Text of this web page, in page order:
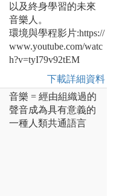
以及終身學習的未來
音樂人。
環境與學程影片:https://
www.youtube.com/watc
h?v=tyI79v92tEM
下載詳細資料
音樂 = 經由組織過的
聲音成為具有意義的
一種人類共通語言